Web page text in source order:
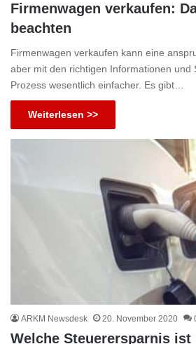
Firmenwagen verkaufen:
beachten
Firmenwagen verkaufen kann eine
aber mit den richtigen Informationen und
Prozess wesentlich einfacher. Es gibt…
Weiterlesen >>
ARKM Newsdesk 20. November 2020
Welche Steuerersparnis ist